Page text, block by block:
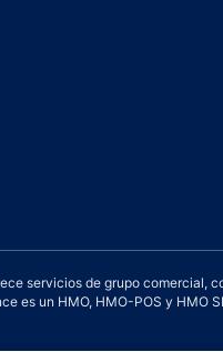
servicios de grupo comercial,
es un HMO, HMO-POS y HMO